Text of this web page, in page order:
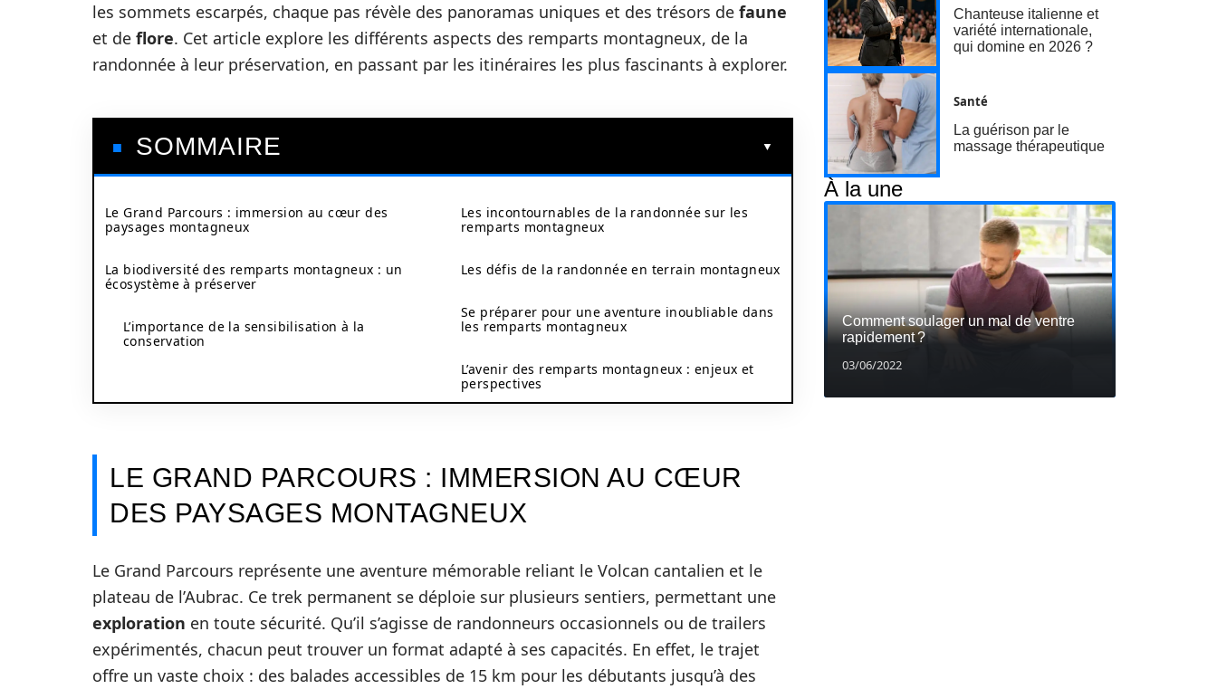
les sommets escarpés, chaque pas révèle des panoramas uniques et des trésors de faune
et de flore. Cet article explore les différents aspects des remparts montagneux, de la
randonnée à leur préservation, en passant par les itinéraires les plus fascinants à explorer.
SOMMAIRE
Le Grand Parcours : immersion au cœur des
paysages montagneux
La biodiversité des remparts montagneux : un
écosystème à préserver
L’importance de la sensibilisation à la
conservation
Les incontournables de la randonnée sur les
remparts montagneux
Les défis de la randonnée en terrain montagneux
Se préparer pour une aventure inoubliable dans
les remparts montagneux
L’avenir des remparts montagneux : enjeux et
perspectives
LE GRAND PARCOURS : IMMERSION AU CŒUR
DES PAYSAGES MONTAGNEUX
Le Grand Parcours représente une aventure mémorable reliant le Volcan cantalien et le
plateau de l’Aubrac. Ce trek permanent se déploie sur plusieurs sentiers, permettant une
exploration en toute sécurité. Qu’il s’agisse de randonneurs occasionnels ou de trailers
expérimentés, chacun peut trouver un format adapté à ses capacités. En effet, le trajet
offre un vaste choix : des balades accessibles de 15 km pour les débutants jusqu’à des
Chanteuse italienne et
variété internationale,
qui domine en 2026 ?
Santé
La guérison par le
massage thérapeutique
À la une
Comment soulager un mal de ventre
rapidement ?
03/06/2022